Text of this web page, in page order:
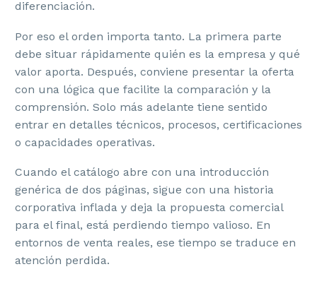
diferenciación.
Por eso el orden importa tanto. La primera parte
debe situar rápidamente quién es la empresa y qué
valor aporta. Después, conviene presentar la oferta
con una lógica que facilite la comparación y la
comprensión. Solo más adelante tiene sentido
entrar en detalles técnicos, procesos, certificaciones
o capacidades operativas.
Cuando el catálogo abre con una introducción
genérica de dos páginas, sigue con una historia
corporativa inflada y deja la propuesta comercial
para el final, está perdiendo tiempo valioso. En
entornos de venta reales, ese tiempo se traduce en
atención perdida.